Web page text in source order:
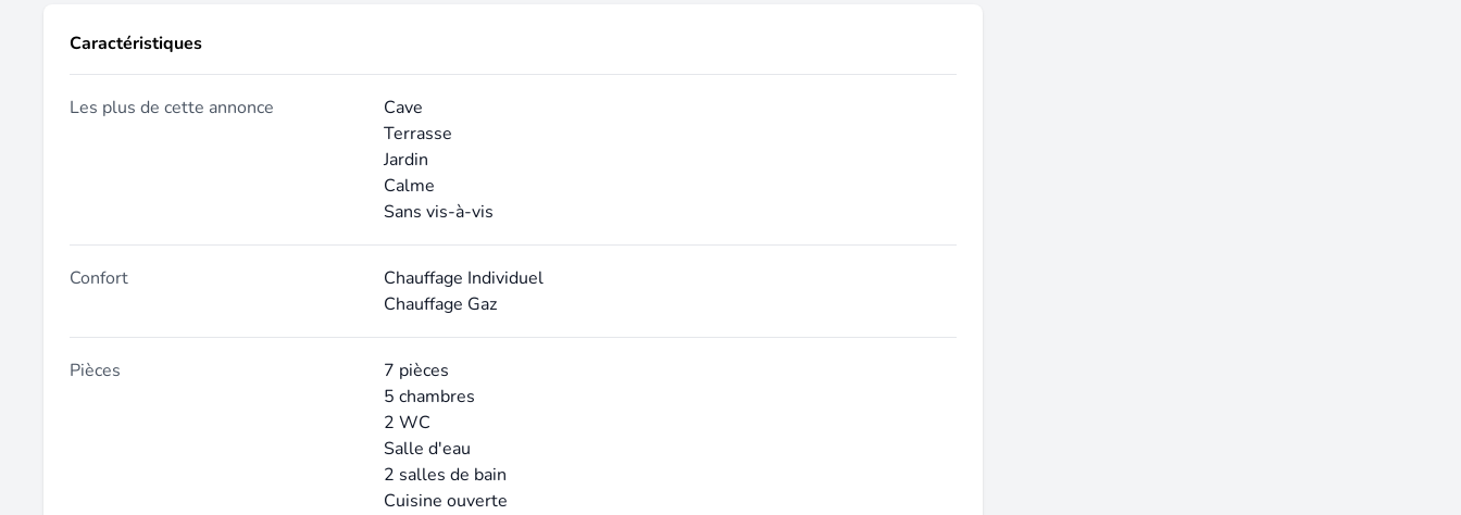
Caractéristiques
Les plus de cette annonce
Cave
Terrasse
Jardin
Calme
Sans vis-à-vis
Confort
Chauffage Individuel
Chauffage Gaz
Pièces
7 pièces
5 chambres
2 WC
Salle d'eau
2 salles de bain
Cuisine ouverte